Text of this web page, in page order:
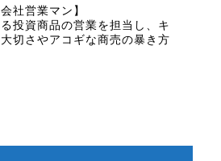
社営業マン】
投資商品の営業を担当し、キ
切さやアコギな商売の暴き方